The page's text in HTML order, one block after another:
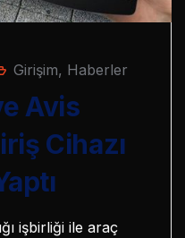
Girişim, Haberler
Avis
Cihazı
işbirliği ile araç